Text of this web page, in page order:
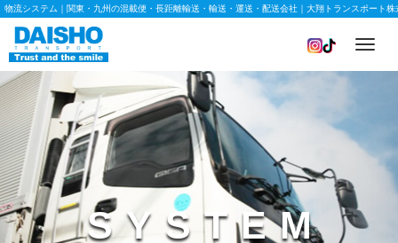
物流システム｜関東・九州の混載便・長距離輸送・輸送・運送・配送会社｜大翔トランスポート株
SYSTEM